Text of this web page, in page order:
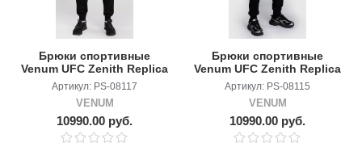
Брюки спортивные
Venum UFC Zenith Replica
Black/Gold
Артикул: PS-08117
VENUM
10990.00 руб.
Брюки спортивные
Venum UFC Zenith Replica
Black/White
Артикул: PS-08115
VENUM
10990.00 руб.